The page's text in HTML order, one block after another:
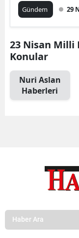
Gündem 29
23 Nisan Milli
Konular
Nuri Aslan
Haberleri